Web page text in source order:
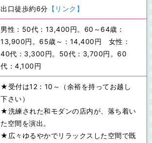
出口徒歩約6分 【リンク】
男性：50代：13,400円。60～64歳：
13,900円。65歳～：14,400円 女性：
40代：3,300円。50代：3,700円。60
代：4,100円
★受付は12：10～（余裕を持ってお越し
下さい）
★洗練された和モダンの店内が、落ち着い
た空間を演出。
★広々ゆるやかでリラックスした空間で既